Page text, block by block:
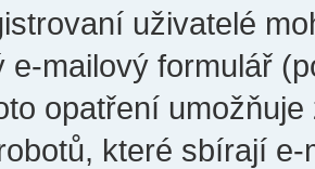
uživatelé
e-mailový formulář
opatření
které sbírají e-